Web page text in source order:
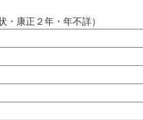
康正２年・年不詳）